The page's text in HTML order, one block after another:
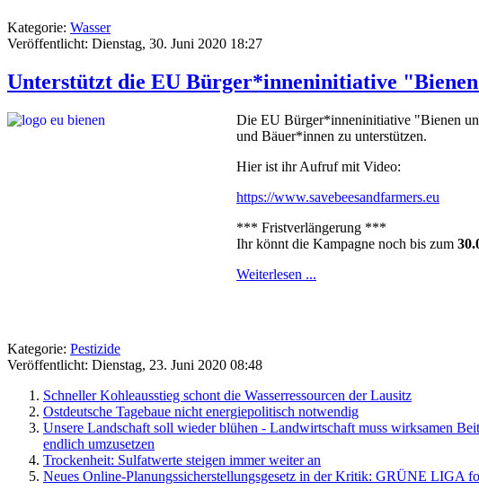
Kategorie: Wasser
Veröffentlicht: Dienstag, 30. Juni 2020 18:27
Unterstützt die EU Bürger*inneninitiative
Die EU Bürger*inneninitiative "Bienen
und Bäuer*innen zu unterstützen.
Hier ist ihr Aufruf mit Video:
https://www.savebeesandfarmers.eu
*** Fristverlängerung ***
Ihr könnt die Kampagne noch bis zum
Weiterlesen ...
Kategorie: Pestizide
Veröffentlicht: Dienstag, 23. Juni 2020 08:48
Schneller Kohleausstieg schont die Wasserressourcen der Lausitz
Ostdeutsche Tagebaue nicht energiepolitisch notwendig
Unsere Landschaft soll wieder blühen - Landwirtschaft muss wirksamen
endlich umzusetzen
Trockenheit: Sulfatwerte steigen immer weiter an
Neues Online-Planungssicherstellungsgesetz in der Kritik: GRÜNE LIGA